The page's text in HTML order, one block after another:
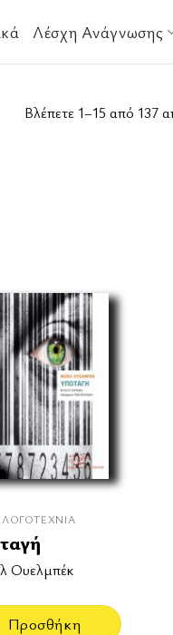
Λέσχη Ανάγνωσης
Βλέπετε 1–15 από 137
Ουελμπέκ
Προσθήκη